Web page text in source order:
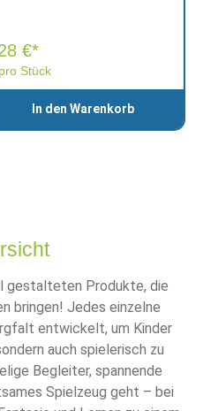
Stück
€*
In den Warenkorb
gestalteten Produkte, die
bringen! Jedes einzelne
entwickelt, um Kinder
auch spielerisch zu
Begleiter, spannende
Spielzeug geht – bei